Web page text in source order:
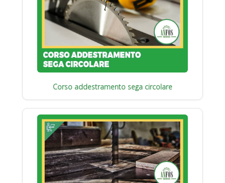
Corso addestramento sega circolare